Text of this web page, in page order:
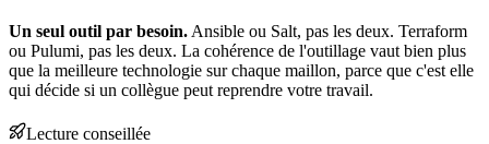
Un seul outil par besoin. Ansible ou Salt, pas les deux. Terraform
ou Pulumi, pas les deux. La cohérence de l'outillage vaut bien plus
que la meilleure technologie sur chaque maillon, parce que c'est elle
qui décide si un collègue peut reprendre votre travail.
Lecture conseillée